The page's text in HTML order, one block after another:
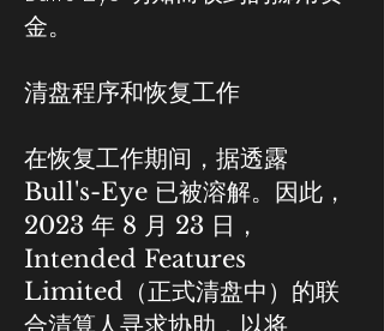
金。
清盘程序和恢复工作
在恢复工作期间，据透露
Bull's-Eye 已被溶解。因此，
2023 年 8 月 23 日，
Intended Features
Limited（正式清盘中）的联
合清算人寻求协助，以将